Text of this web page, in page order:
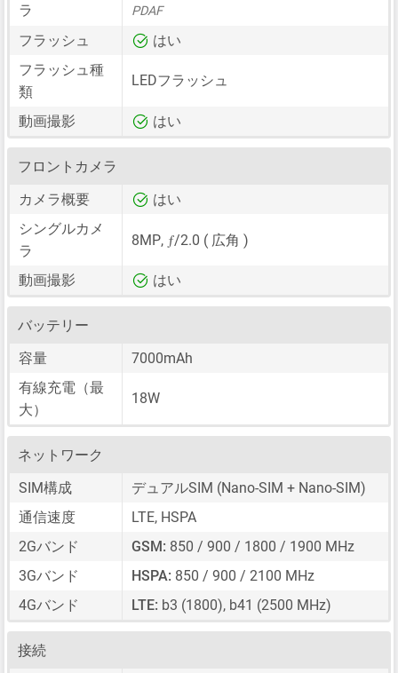
ラ
PDAF
フラッシュ
はい
フラッシュ種
類
LEDフラッシュ
動画撮影 はい
フロントカメラ
カメラ概要
はい
シングルカメ
ラ
8MP, ƒ/2.0 ( 広角 )
動画撮影 はい
バッテリー
容量
7000mAh
有線充電（最
大）
18W
ネットワーク
SIM構成
デュアルSIM (Nano-SIM + Nano-SIM)
通信速度
LTE, HSPA
2Gバンド
GSM: 850 / 900 / 1800 / 1900 MHz
3Gバンド
HSPA: 850 / 900 / 2100 MHz
4Gバンド
LTE: b3 (1800), b41 (2500 MHz)
接続